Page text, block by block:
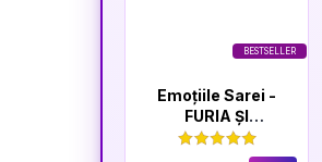
BESTSELLER
Emoțiile Sarei -
FURIA ȘI
LINIȘTEA